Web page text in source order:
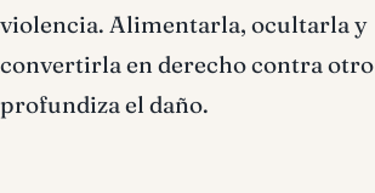
violencia. Alimentarla, ocultarla y
convertirla en derecho contra otro
profundiza el daño.